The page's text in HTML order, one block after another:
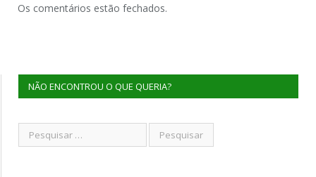
Os comentários estão fechados.
NÃO ENCONTROU O QUE QUERIA?